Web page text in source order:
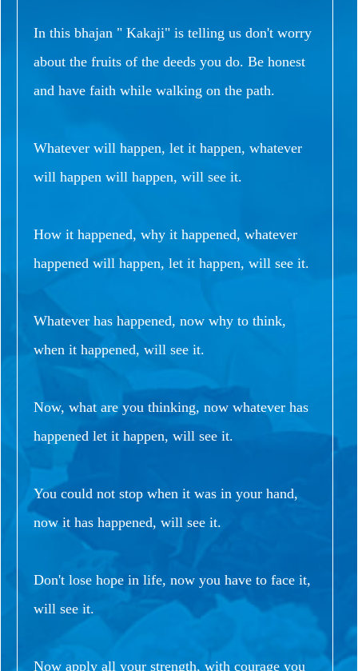
In this bhajan " Kakaji" is telling us don't worry
about the fruits of the deeds you do. Be honest
and have faith while walking on the path.
Whatever will happen, let it happen, whatever
will happen will happen, will see it.
How it happened, why it happened, whatever
happened will happen, let it happen, will see it.
Whatever has happened, now why to think,
when it happened, will see it.
Now, what are you thinking, now whatever has
happened let it happen, will see it.
You could not stop when it was in your hand,
now it has happened, will see it.
Don't lose hope in life, now you have to face it,
will see it.
Now apply all your strength, with courage you